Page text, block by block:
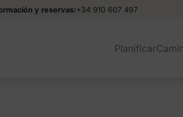
y reservas:+34 910 607 497
Planificar